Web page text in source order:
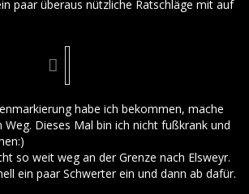
paar überaus nützliche Ratschläge mit auf
habe ich bekommen, mache
Dieses Mal bin ich nicht fußkrank und
so weit weg an der Grenze nach Elsweyr.
ein paar Schwerter ein und dann ab dafür.